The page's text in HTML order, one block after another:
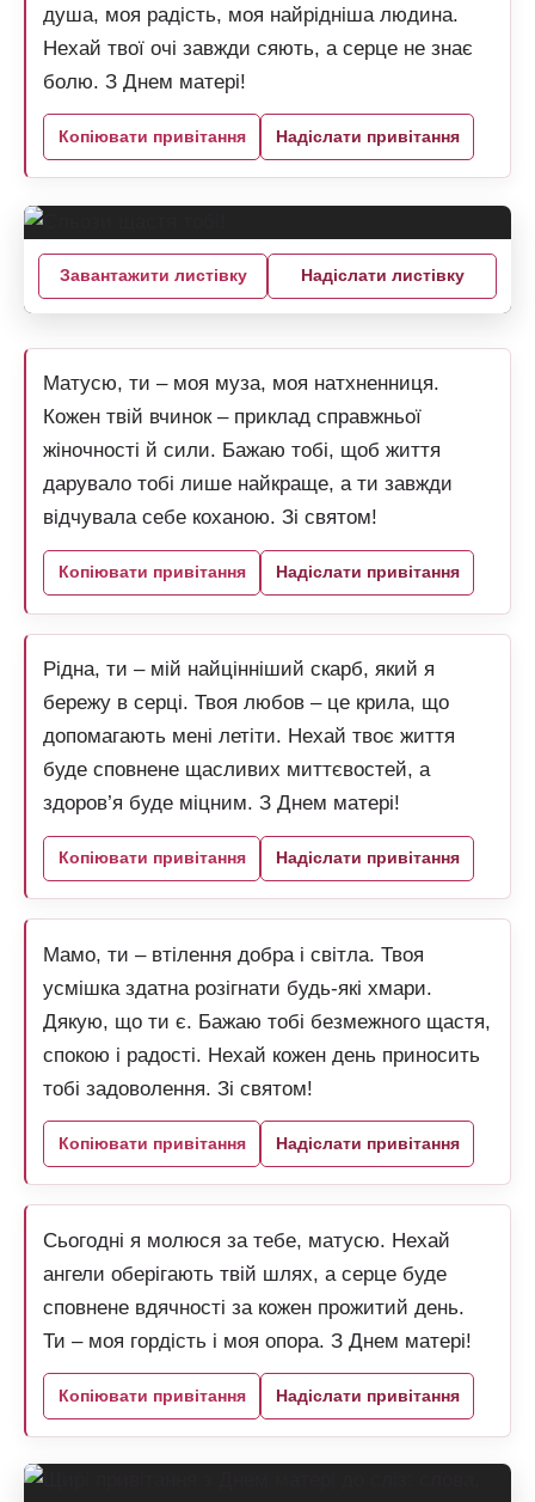
душа, моя радість, моя найрідніша людина.
Нехай твої очі завжди сяють, а серце не знає
болю. З Днем матері!
Копіювати привітання Надіслати привітання
Завантажити листівку Надіслати листівку
Матусю, ти – моя муза, моя натхненниця.
Кожен твій вчинок – приклад справжньої
жіночності й сили. Бажаю тобі, щоб життя
дарувало тобі лише найкраще, а ти завжди
відчувала себе коханою. Зі святом!
Копіювати привітання Надіслати привітання
Рідна, ти – мій найцінніший скарб, який я
бережу в серці. Твоя любов – це крила, що
допомагають мені летіти. Нехай твоє життя
буде сповнене щасливих миттєвостей, а
здоров’я буде міцним. З Днем матері!
Копіювати привітання Надіслати привітання
Мамо, ти – втілення добра і світла. Твоя
усмішка здатна розігнати будь-які хмари.
Дякую, що ти є. Бажаю тобі безмежного щастя,
спокою і радості. Нехай кожен день приносить
тобі задоволення. Зі святом!
Копіювати привітання Надіслати привітання
Сьогодні я молюся за тебе, матусю. Нехай
ангели оберігають твій шлях, а серце буде
сповнене вдячності за кожен прожитий день.
Ти – моя гордість і моя опора. З Днем матері!
Копіювати привітання Надіслати привітання